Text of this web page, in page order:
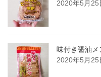
2020年5月25
味付き醤油メ
2020年5月25